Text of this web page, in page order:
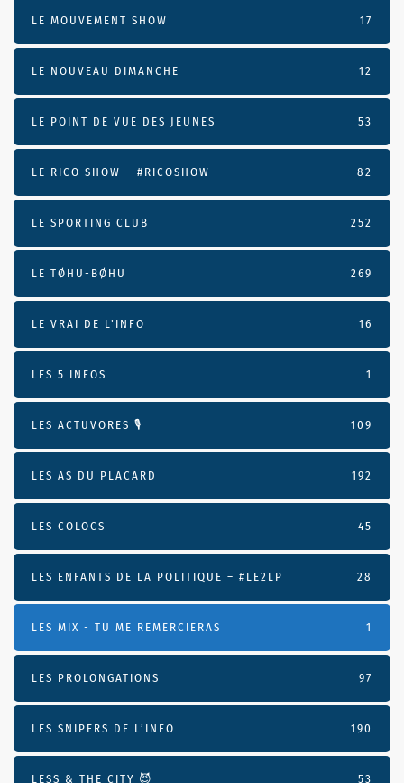
LE MOUVEMENT SHOW 17
LE NOUVEAU DIMANCHE 12
LE POINT DE VUE DES JEUNES 53
LE RICO SHOW – #RICOSHOW 82
LE SPORTING CLUB 252
LE TØHU-BØHU 269
LE VRAI DE L’INFO 16
LES 5 INFOS 1
LES ACTUVORES 🎙 109
LES AS DU PLACARD 192
LES COLOCS 45
LES ENFANTS DE LA POLITIQUE – #LE2LP 28
LES MIX - TU ME REMERCIERAS 1
LES PROLONGATIONS 97
LES SNIPERS DE L’INFO 190
LESS & THE CITY 😈 53